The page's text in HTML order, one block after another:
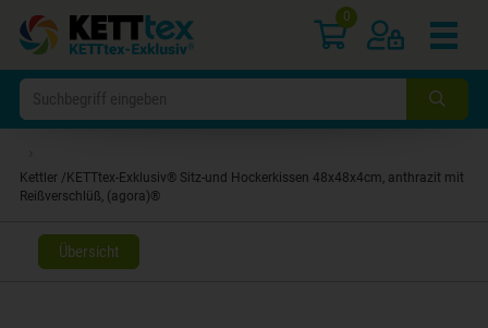
0
Kettler /KETTtex-Exklusiv® Sitz-und Hockerkissen 48x48x4cm, anthrazit mit
Reißverschlüß, (agora)®
Übersicht